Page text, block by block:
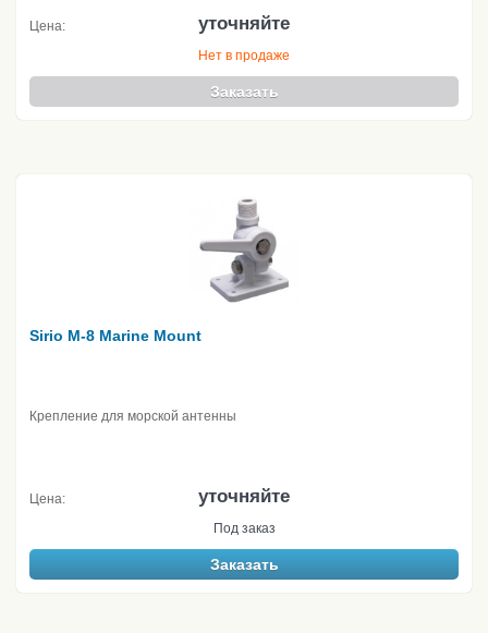
Цена: уточняйте
Нет в продаже
Заказать
Sirio M-8 Marine Mount
Крепление для морской антенны
Цена: уточняйте
Под заказ
Заказать